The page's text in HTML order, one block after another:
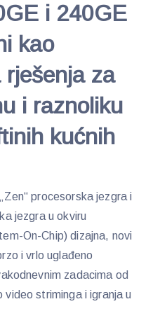
i 240GE
kao
rješenja za
i raznoliku
kućnih
procesorska jezgra i
jezgra u okviru
On-Chip) dizajna, novi
i vrlo uglađeno
zadacima od
striminga i igranja u